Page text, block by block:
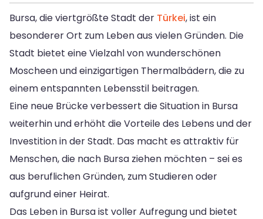
Bursa, die viertgrößte Stadt der Türkei, ist ein
besonderer Ort zum Leben aus vielen Gründen. Die
Stadt bietet eine Vielzahl von wunderschönen
Moscheen und einzigartigen Thermalbädern, die zu
einem entspannten Lebensstil beitragen.
Eine neue Brücke verbessert die Situation in Bursa
weiterhin und erhöht die Vorteile des Lebens und der
Investition in der Stadt. Das macht es attraktiv für
Menschen, die nach Bursa ziehen möchten – sei es
aus beruflichen Gründen, zum Studieren oder
aufgrund einer Heirat.
Das Leben in Bursa ist voller Aufregung und bietet